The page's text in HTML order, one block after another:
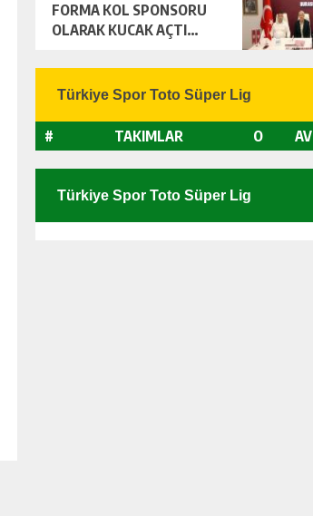
FORMA KOL SPONSORU
OLARAK KUCAK AÇTI…
# TAKIMLAR O AV